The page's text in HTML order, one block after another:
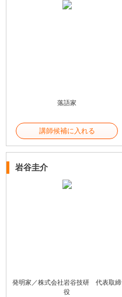
落語家
講師候補に入れる
岩谷圭介
発明家／株式会社岩谷技研 代表取締
役